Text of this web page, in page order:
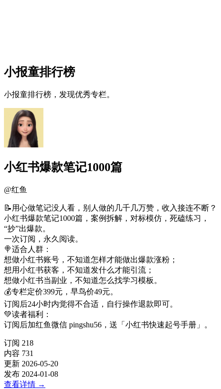
小报童排行榜
小报童排行榜，发现优秀专栏。
小红书爆款笔记1000篇
@红鱼
📝用心做笔记没人看，别人做的几千几万赞，收入接连不断？
小红书爆款笔记1000篇，案例拆解，对标模仿，死磕练习，
“抄”出爆款。
一次订阅，永久阅读。
🍭适合人群：
想做小红书账号，不知道怎样才能做出爆款涨粉；
想用小红书获客，不知道发什么才能引流；
想做小红书当副业，不知道怎么找学习模板。
💰专栏定价399元，早鸟价49元。
订阅后24小时内觉得不合适，自行操作退款即可。
💚读者福利：
订阅后加红鱼微信 pingshu56，送「小红书快速起号手册」。
订阅 218
内容 731
更新 2026-05-20
发布 2024-01-08
查看详情 →